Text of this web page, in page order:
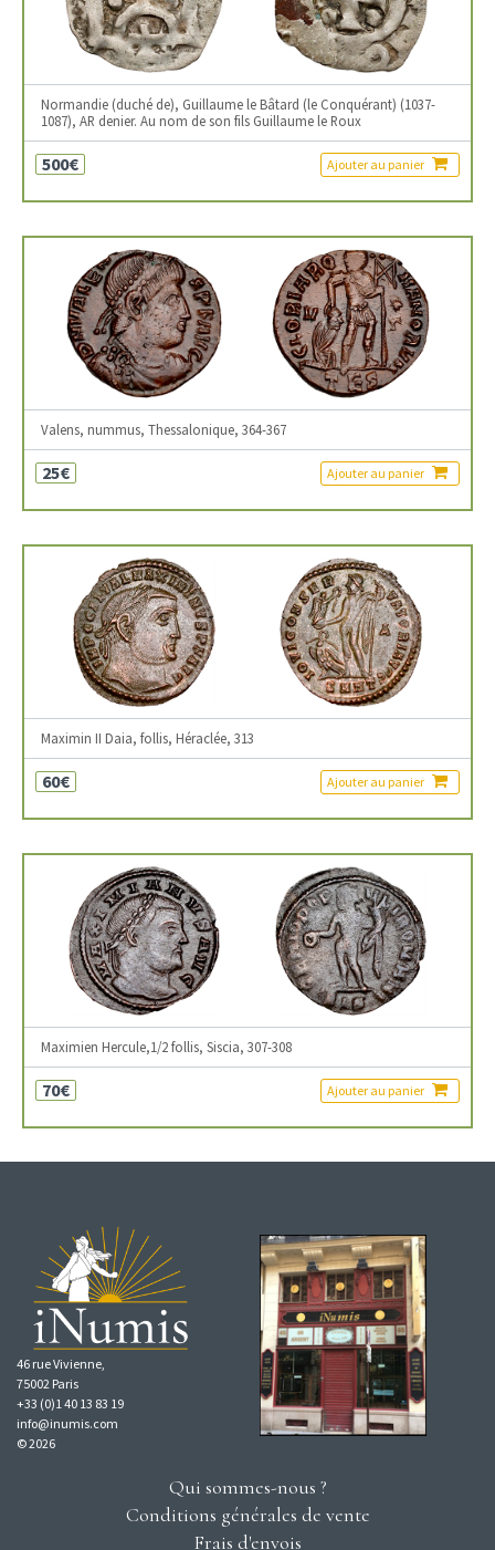
Normandie (duché de), Guillaume le Bâtard (le Conquérant) (1037-
1087), AR denier. Au nom de son fils Guillaume le Roux
500€ Ajouter au panier
Valens, nummus, Thessalonique, 364-367
25€ Ajouter au panier
Maximin II Daia, follis, Héraclée, 313
60€ Ajouter au panier
Maximien Hercule,1/2 follis, Siscia, 307-308
70€ Ajouter au panier
46 rue Vivienne,
75002 Paris
+33 (0)1 40 13 83 19
info@inumis.com
© 2026
Qui sommes-nous ?
Conditions générales de vente
Frais d'envois